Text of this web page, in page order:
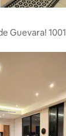
Guevara! 1001